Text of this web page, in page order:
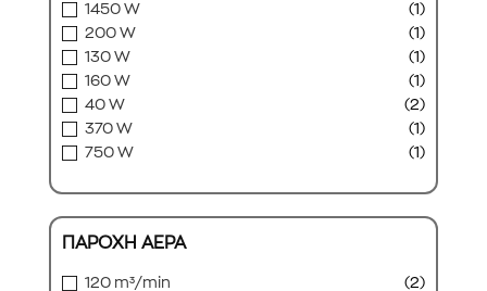
1450 W
(1)
200 W
(1)
130 W
(1)
160 W
(1)
40 W
(2)
370 W
(1)
750 W
(1)
ΠΑΡΟΧΗ ΑΕΡΑ
120 m³/min
(2)